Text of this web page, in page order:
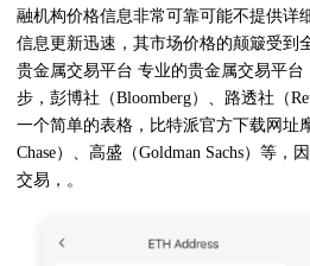
融机构价格信息非常可靠可能不提供详
信息更新迅速，其市场价格的颠簸受到
贵金属交易平台 专业的贵金属交易平
步，彭博社（Bloomberg）、路透社（
一个简单的表格，比特派官方下载网址
Chase）、高盛（Goldman Sachs）等，
交易，。